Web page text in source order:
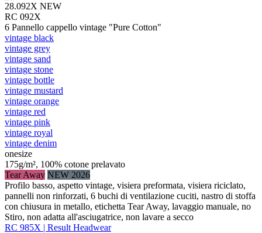
28.092X NEW
RC 092X
6 Pannello cappello vintage "Pure Cotton"
vintage black
vintage grey
vintage sand
vintage stone
vintage bottle
vintage mustard
vintage orange
vintage red
vintage pink
vintage royal
vintage denim
onesize
175g/m², 100% cotone prelavato
Tear Away NEW 2026
Profilo basso, aspetto vintage, visiera preformata, visiera riciclato,
pannelli non rinforzati, 6 buchi di ventilazione cuciti, nastro di stoffa
con chiusura in metallo, etichetta Tear Away, lavaggio manuale, no
Stiro, non adatta all'asciugatrice, non lavare a secco
RC 985X | Result Headwear